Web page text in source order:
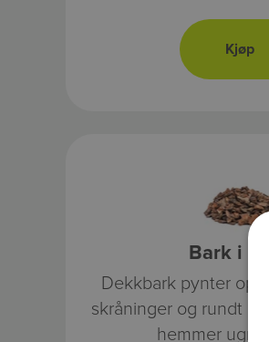
Bark i
Dekkbark pynter
skråninger og rundt
hemmer